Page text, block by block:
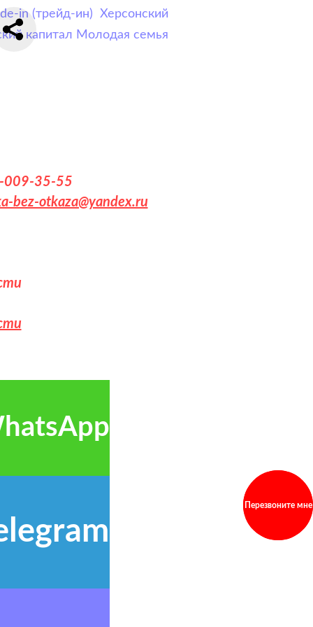
Перезвоните мне
in (трейд-ин)
Херсонский
капитал Молодая семья
009-35-55
bez-otkaza@yandex.ru